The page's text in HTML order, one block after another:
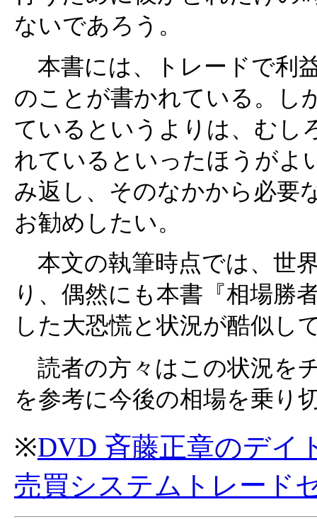
ないであろう。
本書には、トレードで利
のことが書かれている。し
ているというよりは、むし
れているといったほうがよ
み返し、そのなかから必要
お勧めしたい。
本文の執筆時点では、世
り、偶然にも本書『相場勝
した大恐慌と状況が酷似し
読者の方々はこの状況を
を参考に今後の相場を乗り
※DVD 斉藤正章のデイ
売買システムトレード